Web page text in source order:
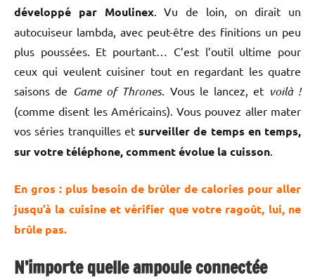
développé par Moulinex. Vu de loin, on dirait un
autocuiseur lambda, avec peut-être des finitions un peu
plus poussées. Et pourtant… C’est l’outil ultime pour
ceux qui veulent cuisiner tout en regardant les quatre
saisons de Game of Thrones. Vous le lancez, et voilà !
(comme disent les Américains). Vous pouvez aller mater
vos séries tranquilles et surveiller de temps en temps,
sur votre téléphone, comment évolue la cuisson.
En gros : plus besoin de brûler de calories pour aller
jusqu’à la cuisine et vérifier que votre ragoût, lui, ne
brûle pas.
N’importe quelle ampoule connectée